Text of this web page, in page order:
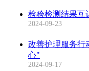
检验检测结果互
2024-09-23
改善护理服务行
心"
2024-09-17